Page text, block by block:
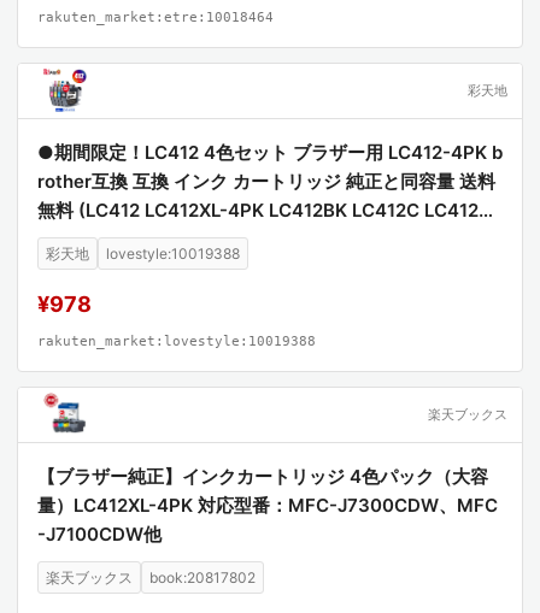
rakuten_market:etre:10018464
彩天地
●期間限定！LC412 4色セット ブラザー用 LC412-4PK b
rother互換 互換 インク カートリッジ 純正と同容量 送料
無料 (LC412 LC412XL-4PK LC412BK LC412C LC412M
LC412Y LC412XLBK LC412XLC LC412XLM LC412XLY
MFC-J7100CDW MFC-J7300CDW)
彩天地 lovestyle:10019388
¥978
rakuten_market:lovestyle:10019388
楽天ブックス
【ブラザー純正】インクカートリッジ 4色パック（大容
量）LC412XL-4PK 対応型番：MFC-J7300CDW、MFC
-J7100CDW他
楽天ブックス book:20817802